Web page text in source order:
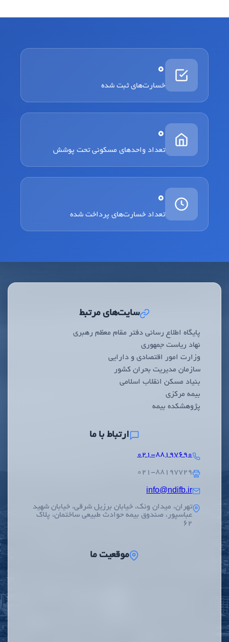
0
خسارت‌های ثبت شده
0
تعداد واحدهای مسکونی تحت پوشش
0
تعداد خسارت‌های پرداخت شده
سایت‌های مرتبط
پایگاه اطلاع رسانی دفتر مقام معظم رهبری
نهاد ریاست جمهوری
وزارت امور اقتصادی و دارایی
سازمان مدیریت بحران کشور
بنیاد مسکن انقلاب اسلامی
بیمه مرکزی
پژوهشکده بیمه
ارتباط با ما
۰۲۱-۸۸۱۹۷۶۹۰
۰۲۱-۸۸۱۹۷۷۲۹
info@ndifb.ir
تهران، میدان ونک، خیابان برزیل شرقی، خیابان شهید
عباسپور، صندوق بیمه حوادث طبیعی ساختمان، پلاک
62
موقعیت ما